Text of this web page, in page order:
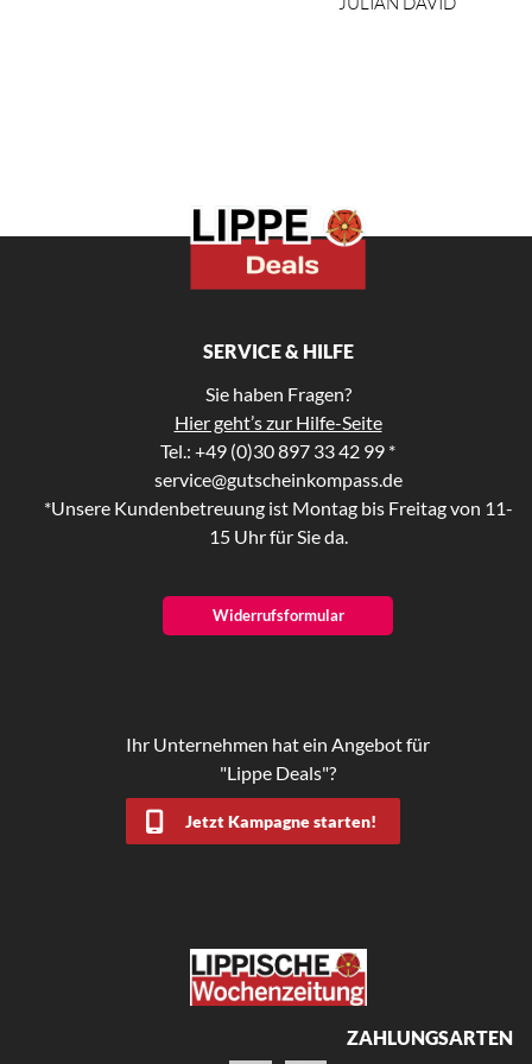
SERVICE & HILFE
Sie haben Fragen?
Hier geht’s zur Hilfe-Seite
Tel.: +49 (0)30 897 33 42 99 *
service@gutscheinkompass.de
*Unsere Kundenbetreuung ist Montag bis Freitag von 11-
15 Uhr für Sie da.
Widerrufsformular
Ihr Unternehmen hat ein Angebot für
"Lippe Deals"?
Jetzt Kampagne starten!
ZAHLUNGSARTEN